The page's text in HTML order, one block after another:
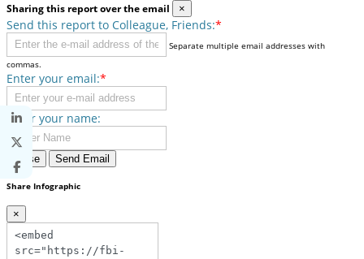
Sharing this report over the email ×
Send this report to Colleague, Friends:*
Separate multiple email addresses with
commas.
Enter your email:*
Enter your name:
Close Send Email
Share Infographic
×